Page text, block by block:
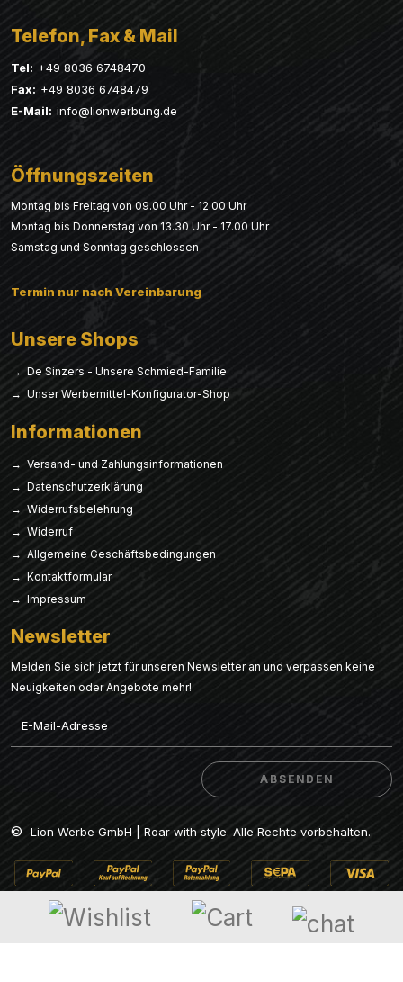
Telefon, Fax & Mail
Tel: +49 8036 6748470
Fax: +49 8036 6748479
E-Mail: info@lionwerbung.de
Öffnungszeiten
Montag bis Freitag von 09.00 Uhr - 12.00 Uhr
Montag bis Donnerstag von 13.30 Uhr - 17.00 Uhr
Samstag und Sonntag geschlossen
Termin nur nach Vereinbarung
Unsere Shops
→ De Sinzers - Unsere Schmied-Familie
→ Unser Werbemittel-Konfigurator-Shop
Informationen
→ Versand- und Zahlungsinformationen
→ Datenschutzerklärung
→ Widerrufsbelehrung
→ Widerruf
→ Allgemeine Geschäftsbedingungen
→ Kontaktformular
→ Impressum
Newsletter
Melden Sie sich jetzt für unseren Newsletter an und verpassen keine
Neuigkeiten oder Angebote mehr!
ABSENDEN
ABSENDEN
© Lion Werbe GmbH | Roar with style. Alle Rechte vorbehalten.